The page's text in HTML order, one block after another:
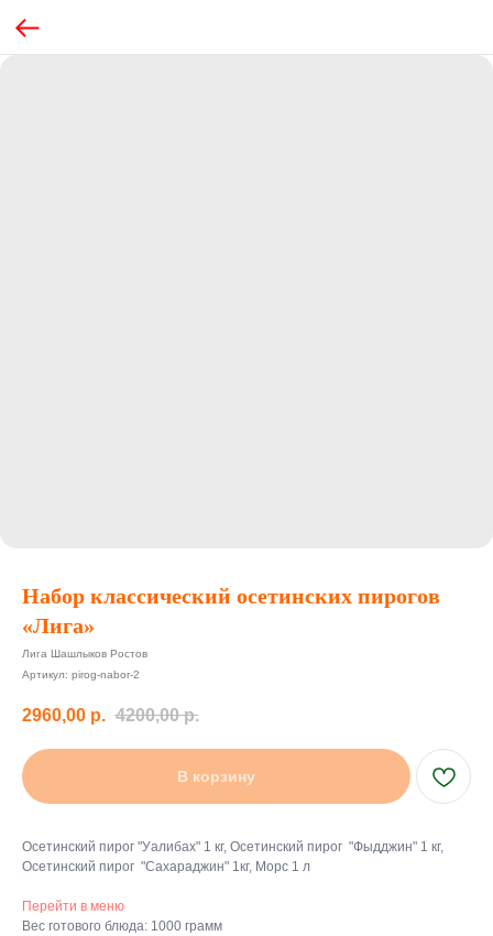
Набор классический осетинских пирогов
«Лига»
Лига Шашлыков Ростов
Артикул: pirog-nabor-2
2960,00 р. 4200,00 р.
В корзину
Осетинский пирог "Уалибах" 1 кг, Осетинский пирог "Фыдджин" 1 кг,
Осетинский пирог "Сахараджин" 1кг, Морс 1 л
Перейти в меню
Вес готового блюда: 1000 грамм